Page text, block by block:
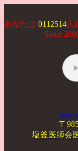
あなたは 0112514 人
Since 2009/
閉校に
〒985-
塩釜医師会医療